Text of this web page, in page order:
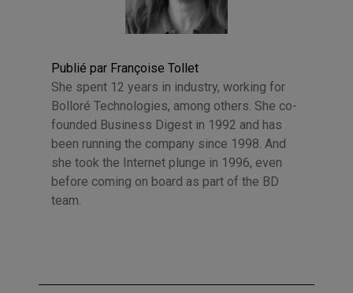
Publié par Françoise Tollet
She spent 12 years in industry, working for
Bolloré Technologies, among others. She co-
founded Business Digest in 1992 and has
been running the company since 1998. And
she took the Internet plunge in 1996, even
before coming on board as part of the BD
team.